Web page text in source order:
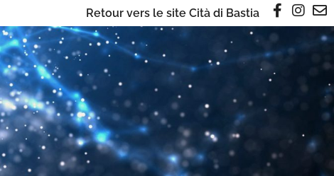
Retour vers le site Cità di Bastia